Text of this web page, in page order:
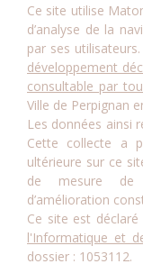
Ce site utilise
d’analyse de la
par ses
développement
consultable par
Ville de Perpignan
Les données ainsi
Cette collecte a
ultérieure sur ce
de mesure de
d’amélioration
Ce site est
l'Informatique et
dossier : 1053112.